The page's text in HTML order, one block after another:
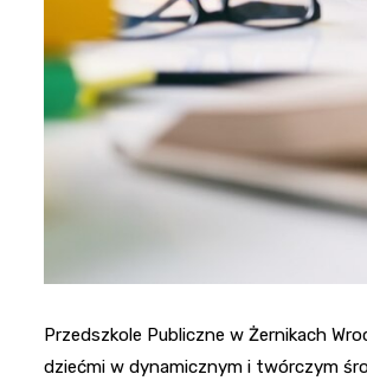
Przedszkole Publiczne w Żernikach
dziećmi w dynamicznym i twórczym